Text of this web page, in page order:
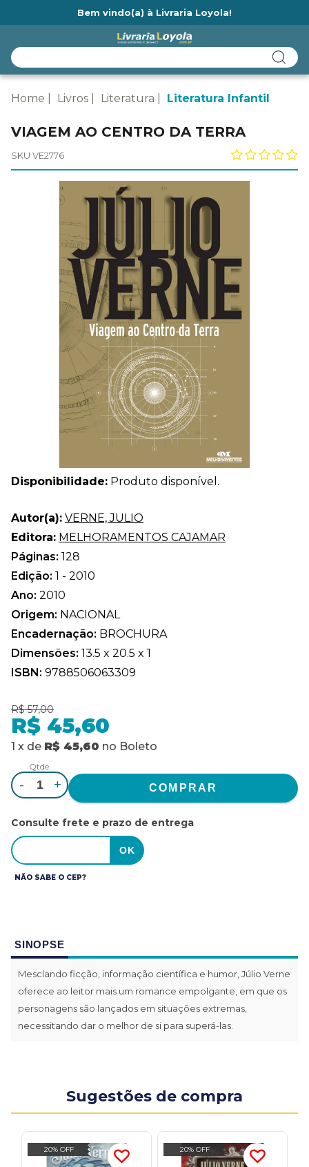
Bem vindo(a) à Livraria Loyola!
Home Livros Literatura Literatura Infantil
VIAGEM AO CENTRO DA TERRA
SKU VE2776
Disponibilidade: Produto disponível.
Autor(a): VERNE, JULIO
Editora: MELHORAMENTOS CAJAMAR
Páginas: 128
Edição: 1 - 2010
Ano: 2010
Origem: NACIONAL
Encadernação: BROCHURA
Dimensões: 13.5 x 20.5 x 1
ISBN: 9788506063309
R$ 57,00
R$ 45,60
1 x de R$ 45,60 no Boleto
Qtde.
- +
Consulte frete e prazo de entrega
NÃO SABE O CEP?
SINOPSE
Mesclando ficção, informação científica e humor, Júlio Verne
oferece ao leitor mais um romance empolgante, em que os
personagens são lançados em situações extremas,
necessitando dar o melhor de si para superá-las.
Sugestões de compra
20% OFF 20% OFF